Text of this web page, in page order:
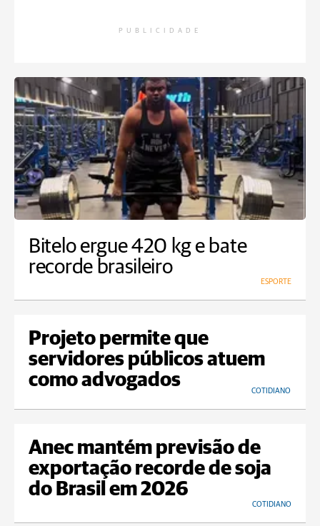
PUBLICIDADE
Bitelo ergue 420 kg e bate
recorde brasileiro
ESPORTE
Projeto permite que
servidores públicos atuem
como advogados
COTIDIANO
Anec mantém previsão de
exportação recorde de soja
do Brasil em 2026
COTIDIANO